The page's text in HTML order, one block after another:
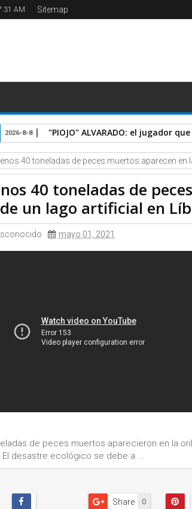
AM Sitemap
"PIOJO" ALVARADO: el jugador
2026-8-8
40 toneladas de peces muertos aparecen en
40 toneladas de
un lago artificial en
mayo 01, 2021
de peces muertos aparecieron en la
El desastre ecológico se debe a ...
0
Share